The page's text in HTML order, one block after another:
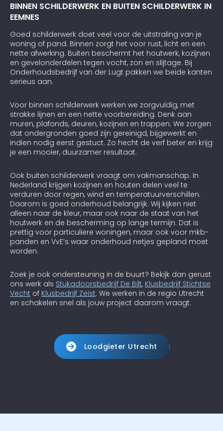
BINNEN SCHILDERWERK EN BUITEN SCHILDERWERK IN
EEMNES
Goed schilderwerk doet veel voor de uitstraling van je
woning of pand. Binnen zorgt het voor rust, licht en een
nette afwerking. Buiten beschermt het houtwerk, kozijnen
en gevelonderdelen tegen vocht, zon en slijtage. Bij
Onderhoudsbedrijf van der Lugt pakken we beide kanten
serieus aan.
Voor binnen schilderwerk werken we zorgvuldig, met
strakke lijnen en een nette voorbereiding. Denk aan
muren, plafonds, deuren, kozijnen en trappen. We zorgen
dat ondergronden goed zijn gereinigd, bijgewerkt en
indien nodig eerst gestuct. Zo hecht de verf beter en krijg
je een mooier, duurzamer resultaat.
Ook buiten schilderwerk vraagt om vakmanschap. In
Nederland krijgen kozijnen en houten delen veel te
verduren door regen, wind en temperatuurverschillen.
Daarom is goed onderhoud belangrijk. Wij kijken niet
alleen naar de kleur, maar ook naar de staat van het
houtwerk en de bescherming op lange termijn. Dat is
prettig voor particuliere woningen, maar ook voor mkb-
panden en VvE’s waar onderhoud netjes gepland moet
worden.
Zoek je ook ondersteuning in de buurt? Bekijk dan gerust
ons werk als Stukadoorsbedrijf De Bilt, Klusbedrijf Stichtse
Vecht of Klusbedrijf Zeist. We werken in de regio Utrecht
en schakelen snel als jouw project daarom vraagt.
Loodgieter Utrecht